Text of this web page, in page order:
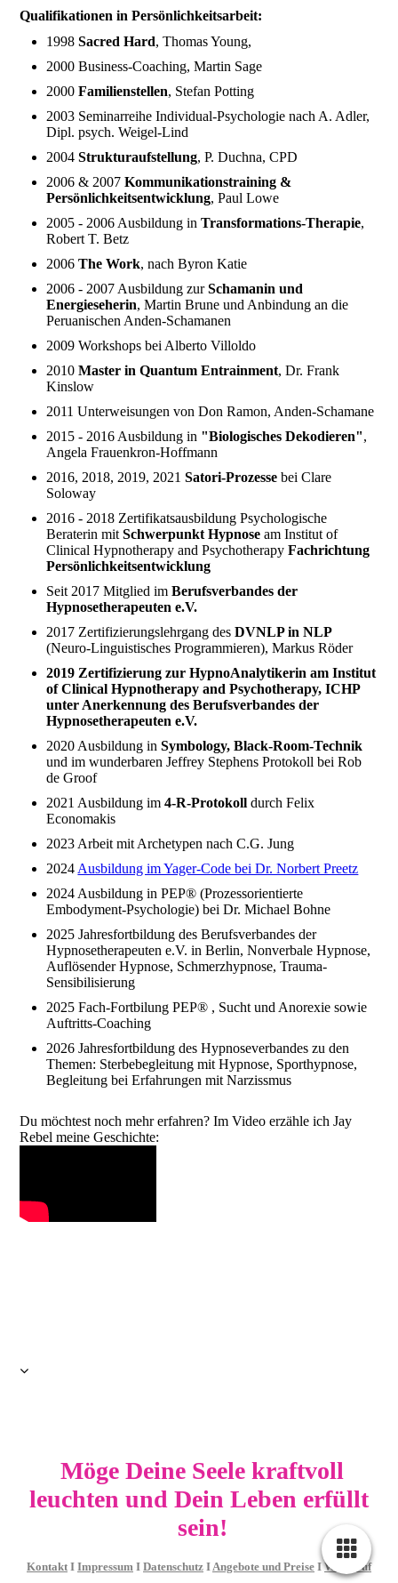
Qualifikationen in Persönlichkeitsarbeit:
1998Sacred Hard, Thomas Young,
2000 Business-Coaching, Martin Sage
2000Familienstellen, Stefan Potting
2003 Seminarreihe Individual-Psychologie nach A. Adler,
Dipl. psych. Weigel-Lind
2004Strukturaufstellung, P. Duchna, CPD
2006 & 2007Kommunikationstraining &
Persönlichkeitsentwicklung, Paul Lowe
2005 - 2006 Ausbildung in Transformations-Therapie,
Robert T. Betz
2006The Work, nach Byron Katie
2006 - 2007 Ausbildung zurSchamanin und
Energieseherin, Martin Brune und Anbindung an die
Peruanischen Anden-Schamanen
2009 Workshops bei Alberto Villoldo
2010Master in Quantum Entrainment, Dr. Frank
Kinslow
2011 Unterweisungen von Don Ramon, Anden-Schamane
2015 - 2016 Ausbildung in "Biologisches Dekodieren",
Angela Frauenkron-Hoffmann
2016, 2018, 2019, 2021Satori-Prozesse bei Clare
Soloway
2016 - 2018 Zertifikatsausbildung Psychologische
Beraterin mitSchwerpunkt Hypnose am Institut of
Clinical Hypnotherapy and PsychotherapyFachrichtung
Persönlichkeitsentwicklung
Seit 2017 Mitglied imBerufsverbandes der
Hypnosetherapeuten e.V.
2017 Zertifizierungslehrgang desDVNLP in NLP
(Neuro-Linguistisches Programmieren), Markus Röder
2019 Zertifizierung zur HypnoAnalytikerin am Institut
of Clinical Hypnotherapy and Psychotherapy, ICHP
unter Anerkennung des Berufsverbandes der
Hypnosetherapeuten e.V.
2020 Ausbildung inSymbology, Black-Room-Technik
und im wunderbaren Jeffrey Stephens Protokoll bei Rob
de Groof
2021 Ausbildung im4-R-Protokoll durch Felix
Economakis
2023 Arbeit mit Archetypen nach C.G. Jung
2024 Ausbildung im Yager-Code bei Dr. Norbert Preetz
2024 Ausbildung in PEP® (Prozessorientierte
Embodyment-Psychologie) bei Dr. Michael Bohne
2025 Jahresfortbildung des Berufsverbandes der
Hypnosetherapeuten e.V. in Berlin, Nonverbale Hypnose,
Auflösender Hypnose, Schmerzhypnose, Trauma-
Sensibilisierung
2025 Fach-Fortbilung PEP® , Sucht und Anorexie sowie
Auftritts-Coaching
2026 Jahresfortbildung des Hypnoseverbandes zu den
Themen: Sterbebegleitung mit Hypnose, Sporthypnose,
Begleitung bei Erfahrungen mit Narzissmus
Du möchtest noch mehr erfahren? Im Video erzähle ich Jay
Rebel meine Geschichte:
Möge Deine Seele kraftvoll
leuchten und Dein Leben erfüllt
sein!
Kontakt I Impressum I Datenschutz IAngebote und Preise IWiderruf